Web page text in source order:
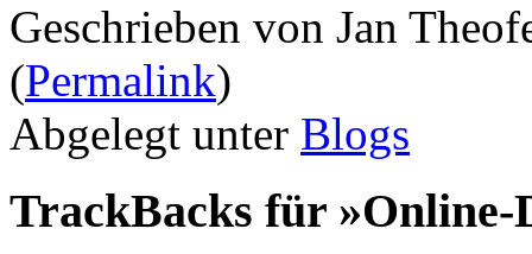
Geschrieben von Jan
(Permalink)
Abgelegt unter Blogs
TrackBacks für »Online-